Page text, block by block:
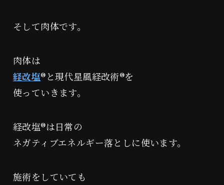
そして肉体です。
肉体は
経改塩®︎と現代星風経改術®︎を
使っていきます。
経改塩®︎は日常の
ネガティブエネルギー落としに使います。
施術をしていても